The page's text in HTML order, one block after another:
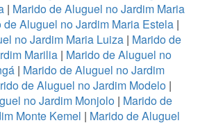
| Marido de Aluguel no Jardim Maria
de Aluguel no Jardim Maria Estela|
no Jardim Maria Luiza | Marido de
Marilia| Marido de Aluguel no
| Marido de Aluguel no Jardim
de Aluguel no Jardim Modelo |
no Jardim Monjolo | Marido de
Monte Kemel | Marido de Aluguel